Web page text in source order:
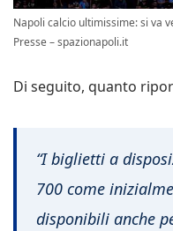
Napoli calcio ultimissime: si va
Presse – spazionapoli.it
Di seguito, quanto
“I biglietti a
700 come
disponibili anche